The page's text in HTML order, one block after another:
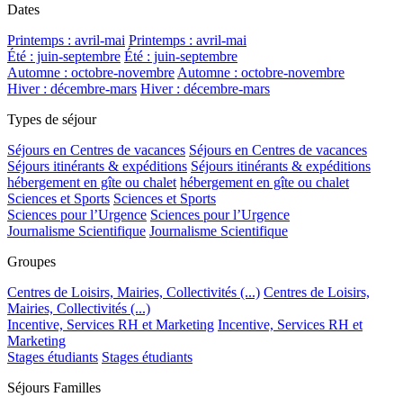
Dates
Printemps : avril-mai Printemps : avril-mai
Été : juin-septembre Été : juin-septembre
Automne : octobre-novembreAutomne : octobre-novembre
Hiver : décembre-mars Hiver : décembre-mars
Types de séjour
Séjours en Centres de vacances Séjours en Centres de vacances
Séjours itinérants & expéditions Séjours itinérants & expéditions
hébergement en gîte ou chalet hébergement en gîte ou chalet
Sciences et Sports Sciences et Sports
Sciences pour l’Urgence Sciences pour l’Urgence
Journalisme Scientifique Journalisme Scientifique
Groupes
Centres de Loisirs, Mairies, Collectivités (...) Centres de Loisirs,
Mairies, Collectivités (...)
Incentive, Services RH et Marketing Incentive, Services RH et
Marketing
Stages étudiants Stages étudiants
Séjours Familles